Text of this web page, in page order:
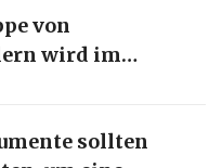
von
wird im
am wenigsten
sollten